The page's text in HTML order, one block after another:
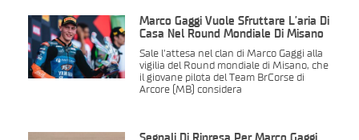
Marco Gaggi Vuole Sfruttare L’aria Di
Casa Nel Round Mondiale Di Misano
Sale l’attesa nel clan di Marco Gaggi alla
vigilia del Round mondiale di Misano, che
il giovane pilota del Team BrCorse di
Arcore (MB) considera